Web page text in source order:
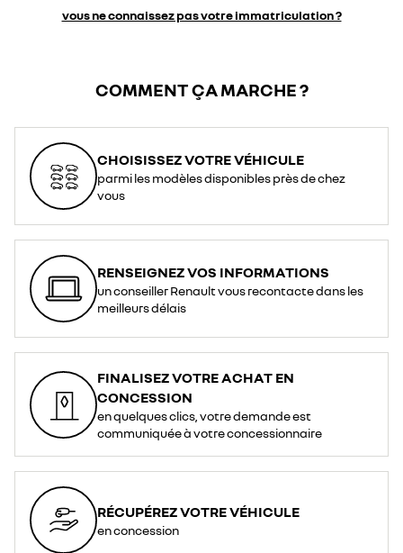
vous ne connaissez pas votre immatriculation ?
COMMENT ÇA MARCHE ?
CHOISISSEZ VOTRE VÉHICULE
parmi les modèles disponibles près de chez
vous
RENSEIGNEZ VOS INFORMATIONS
un conseiller Renault vous recontacte dans les
meilleurs délais
FINALISEZ VOTRE ACHAT EN
CONCESSION
en quelques clics, votre demande est
communiquée à votre concessionnaire
RÉCUPÉREZ VOTRE VÉHICULE
en concession